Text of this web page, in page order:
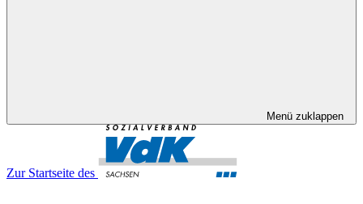
Menü zuklappen
Zur Startseite des